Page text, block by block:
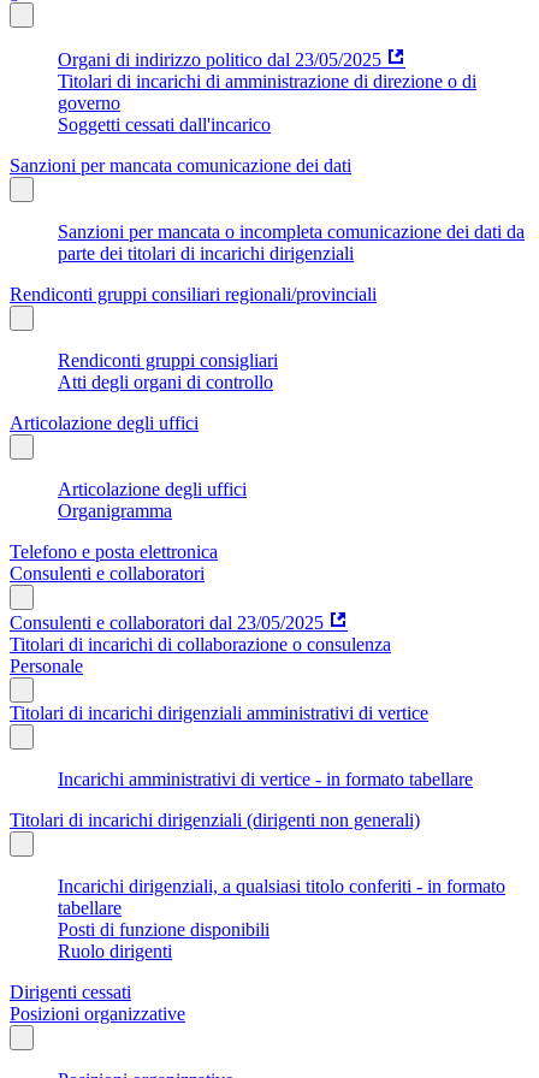
Organi di indirizzo politico dal 23/05/2025
Titolari di incarichi di amministrazione di direzione o di
governo
Soggetti cessati dall'incarico
Sanzioni per mancata comunicazione dei dati
Sanzioni per mancata o incompleta comunicazione dei dati da
parte dei titolari di incarichi dirigenziali
Rendiconti gruppi consiliari regionali/provinciali
Rendiconti gruppi consigliari
Atti degli organi di controllo
Articolazione degli uffici
Articolazione degli uffici
Organigramma
Telefono e posta elettronica
Consulenti e collaboratori
Consulenti e collaboratori dal 23/05/2025
Titolari di incarichi di collaborazione o consulenza
Personale
Titolari di incarichi dirigenziali amministrativi di vertice
Incarichi amministrativi di vertice - in formato tabellare
Titolari di incarichi dirigenziali (dirigenti non generali)
Incarichi dirigenziali, a qualsiasi titolo conferiti - in formato
tabellare
Posti di funzione disponibili
Ruolo dirigenti
Dirigenti cessati
Posizioni organizzative